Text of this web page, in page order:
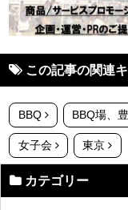
この記事の関連
BBQ BBQ場、
女子会 東京
カテゴリー